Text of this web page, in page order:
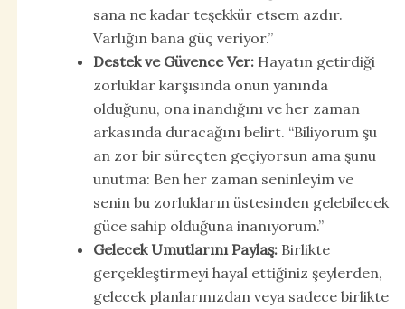
sana ne kadar teşekkür etsem azdır.
Varlığın bana güç veriyor.”
Destek ve Güvence Ver:Hayatın getirdiği
zorluklar karşısında onun yanında
olduğunu, ona inandığını ve her zaman
arkasında duracağını belirt. “Biliyorum şu
an zor bir süreçten geçiyorsun ama şunu
unutma: Ben her zaman seninleyim ve
senin bu zorlukların üstesinden gelebilecek
güce sahip olduğuna inanıyorum.”
Gelecek Umutlarını Paylaş:Birlikte
gerçekleştirmeyi hayal ettiğiniz şeylerden,
gelecek planlarınızdan veya sadece birlikte